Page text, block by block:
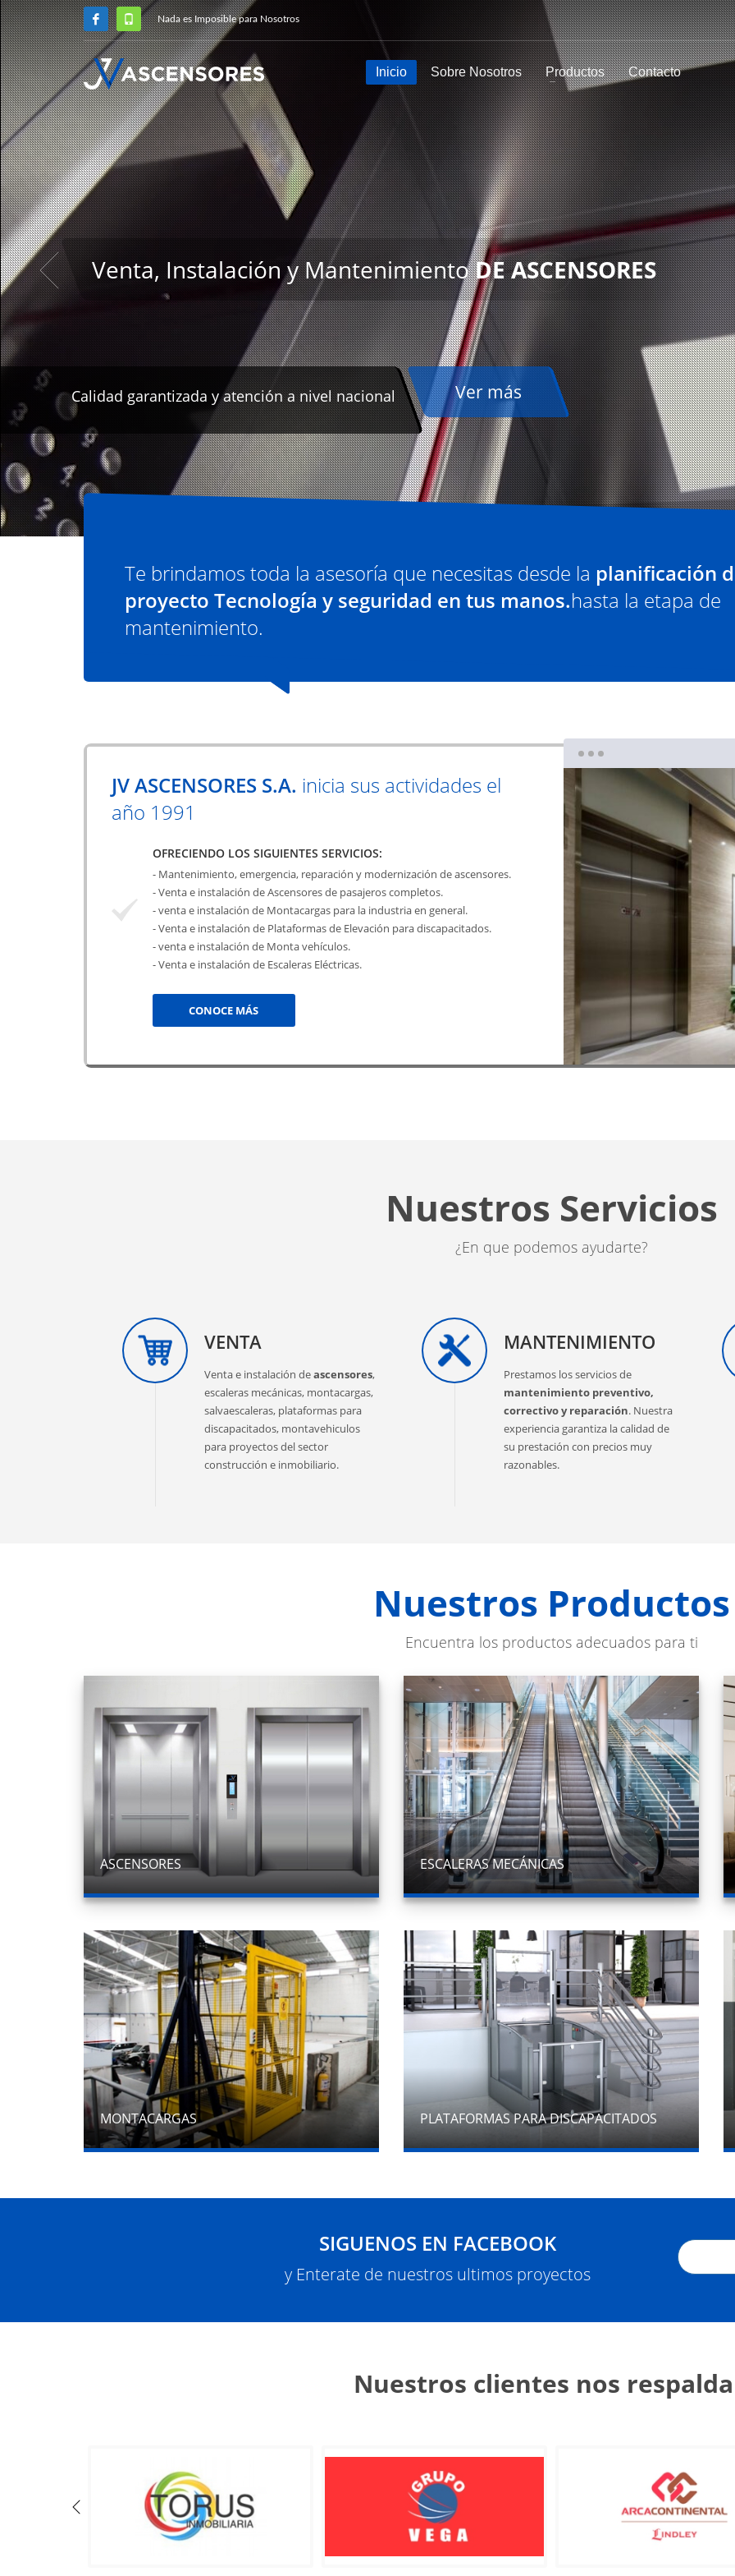
Nada es Imposible para Nosotros
Inicio Sobre Nosotros Productos Contacto
Te brindamos toda la asesoría que necesitas desde la planificación
proyecto Tecnología y seguridad en tus manos.hasta la etapa de
mantenimiento.
JV ASCENSORES S.A. inicia sus actividades el
año 1991
OFRECIENDO LOS SIGUIENTES SERVICIOS:
- Mantenimiento, emergencia, reparación y modernización de ascensores.
- Venta e instalación de Ascensores de pasajeros completos.
- venta e instalación de Montacargas para la industria en general.
- Venta e instalación de Plataformas de Elevación para discapacitados.
- venta e instalación de Monta vehículos.
- Venta e instalación de Escaleras Eléctricas.
CONOCE MÁS
Nuestros Servicios
¿En que podemos ayudarte?
VENTA
Venta e instalación deascensores,
escaleras mecánicas, montacargas,
salvaescaleras, plataformas para
discapacitados, montavehiculos
para proyectos del sector
construcción e inmobiliario.
MANTENIMIENTO
Prestamos los servicios de
mantenimiento preventivo,
correctivo y reparación. Nuestra
experiencia garantiza la calidad de
su prestación con precios muy
razonables.
Nuestros Productos
Encuentra los productos adecuados para ti
ASCENSORES ESCALERAS MECÁNICAS
MONTACARGAS PLATAFORMAS PARA DISCAPACITADOS
SIGUENOS EN FACEBOOK
y Enterate de nuestros ultimos proyectos
Nuestros clientes nos